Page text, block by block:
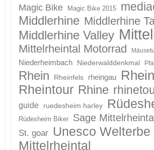
Magic Bike Magic Bike 2015
Middlerhine Middlerhine
Middlerhine Valley
Mittelrheintal Motorrad
Niederheimbach Niederwalddenkmal
Rhein Rheinfels rheingau
Rheintour Rhine
guide
ruedesheim harley
Rüdesheim Biker Sage Mittelrheintal
St. goar Unesco Welterbe
Mittelrheintal